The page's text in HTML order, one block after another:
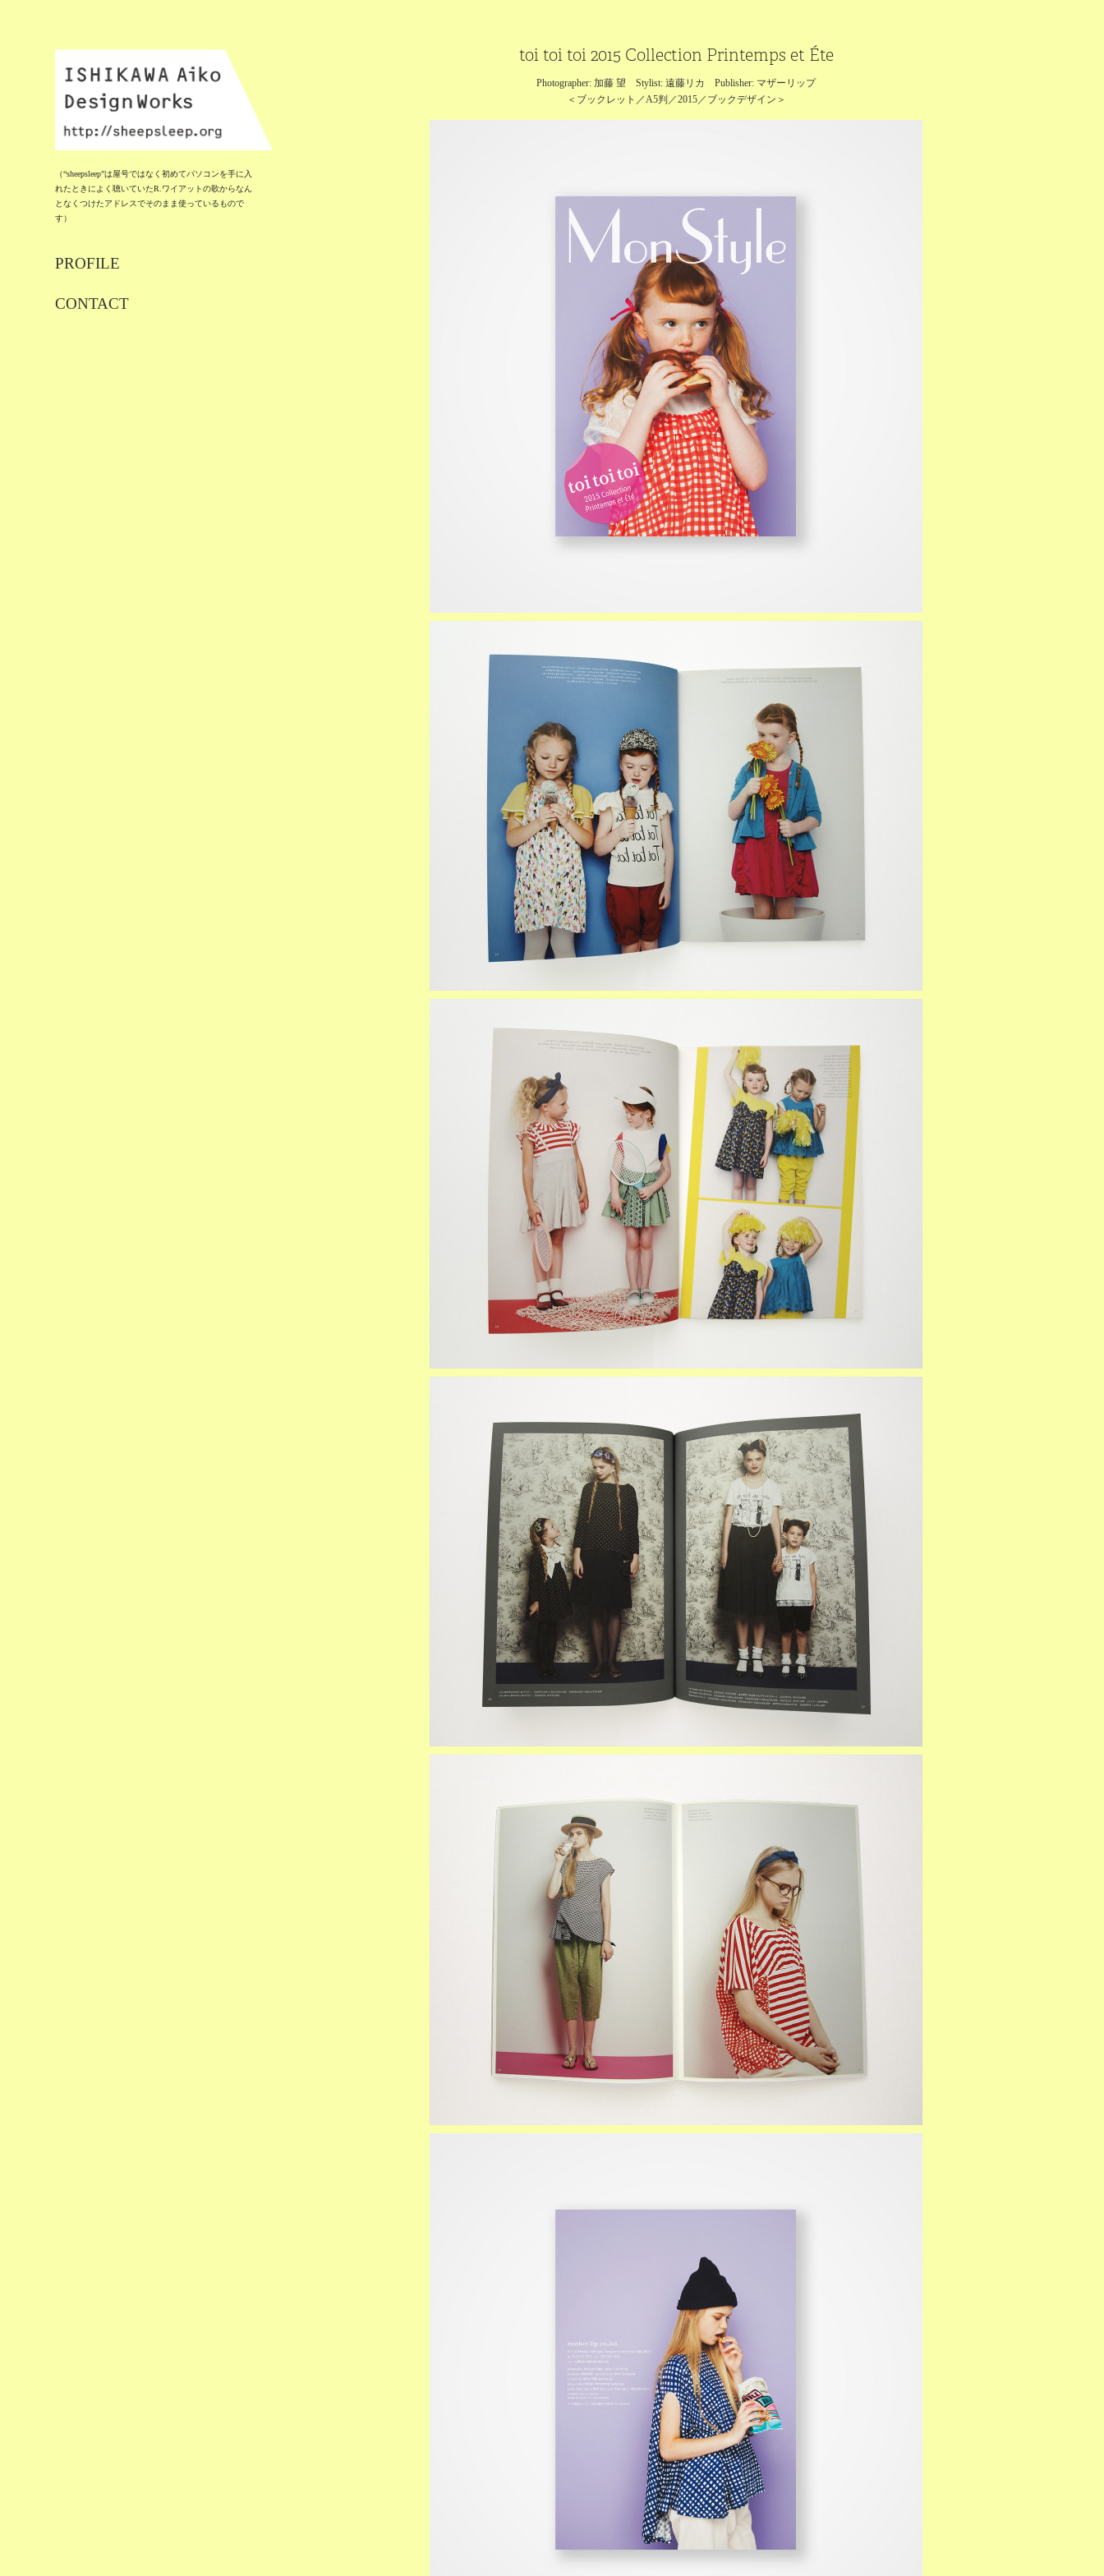
（“sheepsleep”は屋号ではなく初めてパソコンを手に入
れたときによく聴いていたR.ワイアットの歌からなん
となくつけたアドレスでそのまま使っているもので
す）
PROFILE
CONTACT
toi toi toi 2015 Collection Printemps et Éte
Photographer: 加藤 望 Stylist: 遠藤リカ Publisher: マザーリップ
＜ブックレット／A5判／2015／ブックデザイン＞